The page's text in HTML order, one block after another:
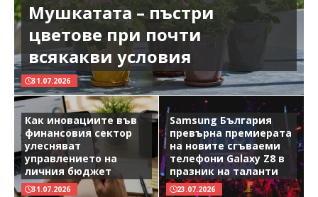
Мушкатата – пъстри
цветове при почти
всякакви условия
31.07.2026
Как иновациите във
финансовия сектор
улесняват
управлението на
личния бюджет
31.07.2026
Samsung България
превърна премиерата
на новите сгъваеми
телефони Galaxy Z8 в
празник на таланти
23.07.2026